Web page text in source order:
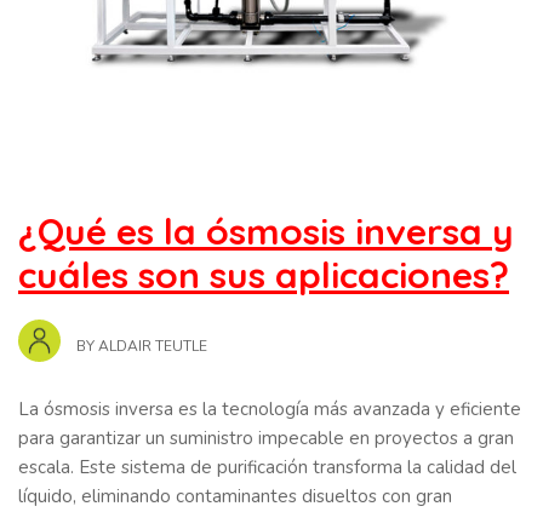
¿Qué es la ósmosis inversa y
cuáles son sus aplicaciones?
BYALDAIR TEUTLE
La ósmosis inversa es la tecnología más avanzada y eficiente
para garantizar un suministro impecable en proyectos a gran
escala. Este sistema de purificación transforma la calidad del
líquido, eliminando contaminantes disueltos con gran